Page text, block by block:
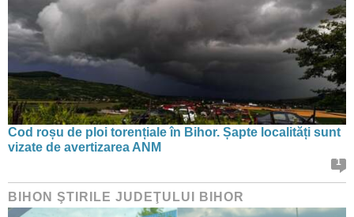
Cod roșu de ploi torențiale în Bihor. Șapte localități sunt
vizate de avertizarea ANM
1
BIHON ŞTIRILE JUDEŢULUI BIHOR